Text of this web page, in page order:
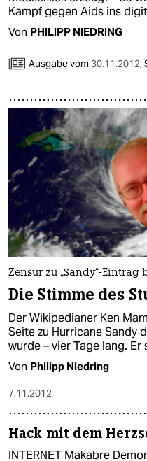
abo
genossenschaft
epaper login
Kampf gegen Aids ins
Von PHILIPP NIEDRING
Ausgabe vom30.11.2012,
Zensur zu „Sandy“-
Die Stimme des
Der Wikipedianer Ken
Seite zu Hurricane Sandy
wurde – vier Tage lang. Er
Von Philipp Niedring
7.11.2012
Hack mit dem
INTERNET Makabre